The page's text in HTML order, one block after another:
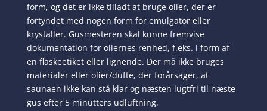
form, og det er ikke tilladt at bruge olier, der er
fortyndet med nogen form for emulgator eller
krystaller. Gusmesteren skal kunne fremvise
dokumentation for oliernes renhed, f.eks. i form af
en flaskeetiket eller lignende. Der må ikke bruges
materialer eller olier/dufte, der forårsager, at
saunaen ikke kan stå klar og næsten lugtfri til næste
gus efter 5 minutters udluftning.